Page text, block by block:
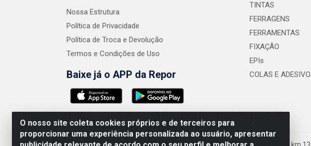
O nosso site coleta cookies próprios e de terceiros para
proporcionar uma experiência personalizada ao usuário, apresentar
Nossa Estrutura
Política de Privacidade
Política de Troca e Devolução
Termos e Condições de Uso
Baixe já o APP da Repor
TINTAS
FERRAGENS
FERRAMENTAS
FIXAÇÃO
EPIs
COLAS E